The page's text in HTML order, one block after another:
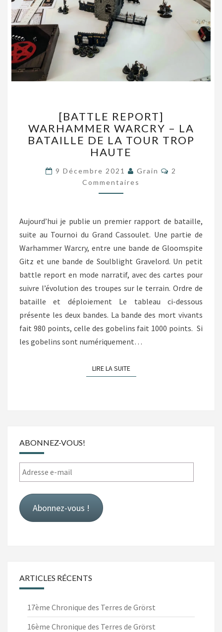
REPORT]
WARHAMMER
WARCRY
–
BATAILLE
DE
LA
HAUTE
[BATTLE REPORT]
WARHAMMER WARCRY – LA
BATAILLE DE LA TOUR TROP
HAUTE
9 Décembre 2021 Grain
2
Commentaires
Aujourd’hui je publie un premier rapport de bataille,
suite au Tournoi du Grand Cassoulet. Une partie de
Warhammer Warcry, entre une bande de Gloomspite
Gitz et une bande de Soulblight Gravelord. Un petit
battle report en mode narratif, avec des cartes pour
suivre l’évolution des troupes sur le terrain. Ordre de
bataille et déploiement Le tableau ci-dessous
présente les deux bandes. La bande des mort vivants
fait 980 points, celle des gobelins fait 1000 points. Si
les gobelins sont numériquement…
LIRE LA SUITELIRE LA SUITE
ABONNEZ-VOUS!
Adresse
e-
mail
Abonnez-vous !
ARTICLES RÉCENTS
17ème Chronique des Terres de Grörst
16ème Chronique des Terres de Grörst